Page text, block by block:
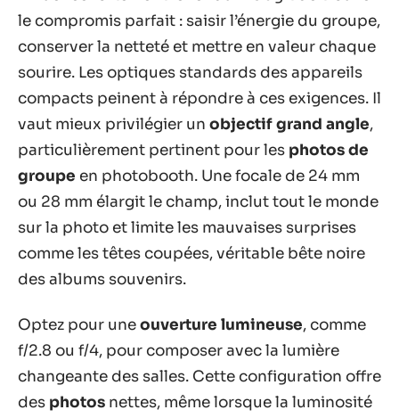
le compromis parfait : saisir l’énergie du groupe,
conserver la netteté et mettre en valeur chaque
sourire. Les optiques standards des appareils
compacts peinent à répondre à ces exigences. Il
vaut mieux privilégier un objectif grand angle,
particulièrement pertinent pour les photos de
groupe en photobooth. Une focale de 24 mm
ou 28 mm élargit le champ, inclut tout le monde
sur la photo et limite les mauvaises surprises
comme les têtes coupées, véritable bête noire
des albums souvenirs.
Optez pour uneouverture lumineuse, comme
f/2.8 ou f/4, pour composer avec la lumière
changeante des salles. Cette configuration offre
des photos nettes, même lorsque la luminosité